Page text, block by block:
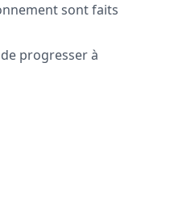
sont faits
progresser à